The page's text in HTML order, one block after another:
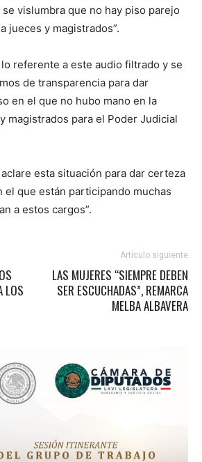
vislumbra que no hay piso parejo
jueces y magistrados”.
referente a este audio filtrado y se
de transparencia para dar
en el que no hubo mano en la
magistrados para el Poder Judicial
esta situación para dar certeza
el que están participando muchas
a estos cargos”.
LOS
Artículo siguiente
LAS MUJERES “SIEMPRE DEBEN
SER ESCUCHADAS”, REMARCA
MELBA ALBAVERA